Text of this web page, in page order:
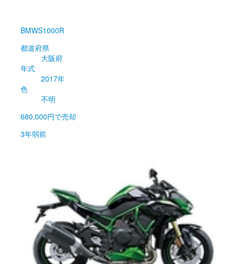
BMWS1000R
都道府県
大阪府
年式
2017年
色
不明
680,000円で売却
3年弱前